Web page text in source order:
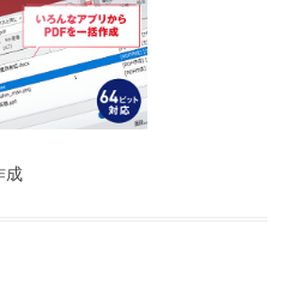
成